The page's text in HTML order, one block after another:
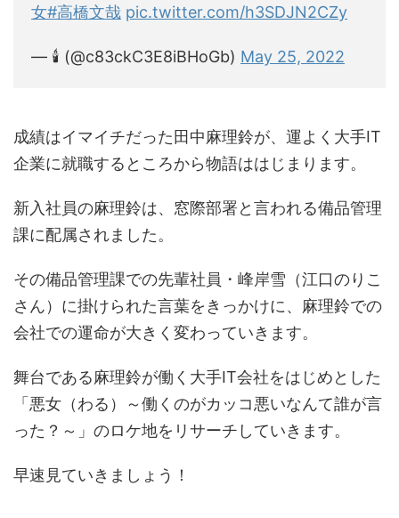
女#高橋文哉 pic.twitter.com/h3SDJN2CZy
— 🕯 (@c83ckC3E8iBHoGb) May 25, 2022
成績はイマイチだった田中麻理鈴が、運よく大手IT
企業に就職するところから物語ははじまります。
新入社員の麻理鈴は、窓際部署と言われる備品管理
課に配属されました。
その備品管理課での先輩社員・峰岸雪（江口のりこ
さん）に掛けられた言葉をきっかけに、麻理鈴での
会社での運命が大きく変わっていきます。
舞台である麻理鈴が働く大手IT会社をはじめとした
「悪女（わる）～働くのがカッコ悪いなんて誰が言
った？～」のロケ地をリサーチしていきます。
早速見ていきましょう！